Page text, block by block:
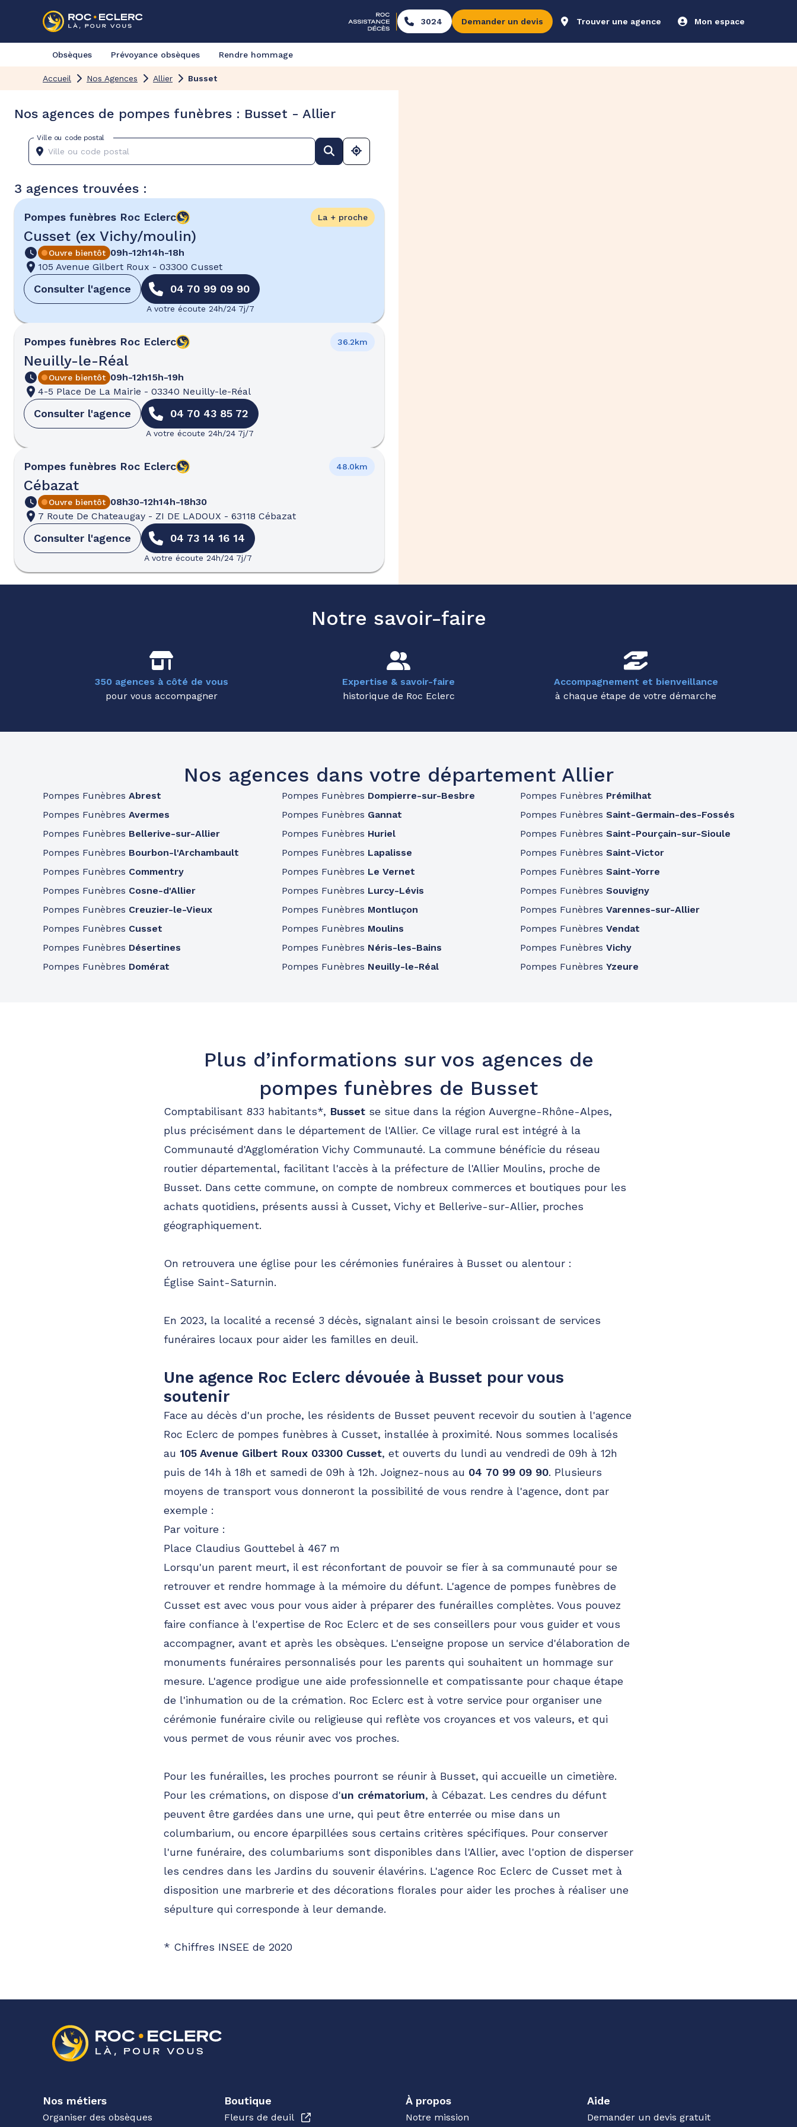
3024 Demander un devis Trouver une agence Mon espace
Obsèques Prévoyance obsèques Rendre hommage
Accueil Nos Agences Allier Busset
Nos agences de pompes funèbres : Busset - Allier
Ville ou code postal
3 agences trouvées :
Pompes funèbres Roc Eclerc
Cusset (ex Vichy/moulin)
La + proche
Ouvre bientôt 09h-12h14h-18h
105 Avenue Gilbert Roux - 03300 Cusset
Consulter l'agence 04 70 99 09 90
A votre écoute 24h/24 7j/7
Pompes funèbres Roc Eclerc
Neuilly-le-Réal
36.2km
Ouvre bientôt 09h-12h15h-19h
4-5 Place De La Mairie - 03340 Neuilly-le-Réal
Consulter l'agence 04 70 43 85 72
A votre écoute 24h/24 7j/7
Pompes funèbres Roc Eclerc
Cébazat
48.0km
Ouvre bientôt 08h30-12h14h-18h30
7 Route De Chateaugay - ZI DE LADOUX - 63118 Cébazat
Consulter l'agence 04 73 14 16 14
A votre écoute 24h/24 7j/7
Notre savoir-faire
350 agences à côté de vous
pour vous accompagner
Expertise & savoir-faire
historique de Roc Eclerc
Accompagnement et bienveillance
à chaque étape de votre démarche
Nos agences dans votre département Allier
Pompes Funèbres Abrest
Pompes Funèbres Avermes
Pompes Funèbres Bellerive-sur-Allier
Pompes Funèbres Bourbon-l'Archambault
Pompes Funèbres Commentry
Pompes Funèbres Cosne-d'Allier
Pompes Funèbres Creuzier-le-Vieux
Pompes Funèbres Cusset
Pompes Funèbres Désertines
Pompes Funèbres Domérat
Pompes Funèbres Dompierre-sur-Besbre
Pompes Funèbres Gannat
Pompes Funèbres Huriel
Pompes Funèbres Lapalisse
Pompes Funèbres Le Vernet
Pompes Funèbres Lurcy-Lévis
Pompes Funèbres Montluçon
Pompes Funèbres Moulins
Pompes Funèbres Néris-les-Bains
Pompes Funèbres Neuilly-le-Réal
Pompes Funèbres Prémilhat
Pompes FunèbresSaint-Germain-des-Fossés
Pompes FunèbresSaint-Pourçain-sur-Sioule
Pompes FunèbresSaint-Victor
Pompes FunèbresSaint-Yorre
Pompes FunèbresSouvigny
Pompes FunèbresVarennes-sur-Allier
Pompes FunèbresVendat
Pompes FunèbresVichy
Pompes FunèbresYzeure
Plus d’informations sur vos agences de
pompes funèbres de Busset
Comptabilisant 833 habitants*, Busset se situe dans la région Auvergne-Rhône-Alpes,
plus précisément dans le département de l'Allier. Ce village rural est intégré à la
Communauté d'Agglomération Vichy Communauté. La commune bénéficie du réseau
routier départemental, facilitant l'accès à la préfecture de l'Allier Moulins, proche de
Busset. Dans cette commune, on compte de nombreux commerces et boutiques pour les
achats quotidiens, présents aussi à Cusset, Vichy et Bellerive-sur-Allier, proches
géographiquement.
On retrouvera une église pour les cérémonies funéraires à Busset ou alentour :
Église Saint-Saturnin.
En 2023, la localité a recensé 3 décès, signalant ainsi le besoin croissant de services
funéraires locaux pour aider les familles en deuil.
Une agence Roc Eclerc dévouée à Busset pour vous
soutenir
Face au décès d'un proche, les résidents de Busset peuvent recevoir du soutien à l'agence
Roc Eclerc de pompes funèbres à Cusset, installée à proximité. Nous sommes localisés
au 105 Avenue Gilbert Roux 03300 Cusset, et ouverts du lundi au vendredi de 09h à 12h
puis de 14h à 18h et samedi de 09h à 12h. Joignez-nous au 04 70 99 09 90. Plusieurs
moyens de transport vous donneront la possibilité de vous rendre à l'agence, dont par
exemple :
Par voiture :
Place Claudius Gouttebel à 467 m
Lorsqu'un parent meurt, il est réconfortant de pouvoir se fier à sa communauté pour se
retrouver et rendre hommage à la mémoire du défunt. L'agence de pompes funèbres de
Cusset est avec vous pour vous aider à préparer des funérailles complètes. Vous pouvez
faire confiance à l'expertise de Roc Eclerc et de ses conseillers pour vous guider et vous
accompagner, avant et après les obsèques. L'enseigne propose un service d'élaboration de
monuments funéraires personnalisés pour les parents qui souhaitent un hommage sur
mesure. L'agence prodigue une aide professionnelle et compatissante pour chaque étape
de l'inhumation ou de la crémation. Roc Eclerc est à votre service pour organiser une
cérémonie funéraire civile ou religieuse qui reflète vos croyances et vos valeurs, et qui
vous permet de vous réunir avec vos proches.
Pour les funérailles, les proches pourront se réunir à Busset, qui accueille un cimetière.
Pour les crémations, on dispose d'un crématorium, à Cébazat. Les cendres du défunt
peuvent être gardées dans une urne, qui peut être enterrée ou mise dans un
columbarium, ou encore éparpillées sous certains critères spécifiques. Pour conserver
l'urne funéraire, des columbariums sont disponibles dans l'Allier, avec l'option de disperser
les cendres dans les Jardins du souvenir élavérins. L'agence Roc Eclerc de Cusset met à
disposition une marbrerie et des décorations florales pour aider les proches à réaliser une
sépulture qui corresponde à leur demande.
* Chiffres INSEE de 2020
Nos métiers
Organiser des obsèques
Boutique
Fleurs de deuil
À propos
Notre mission
Aide
Demander un devis gratuit